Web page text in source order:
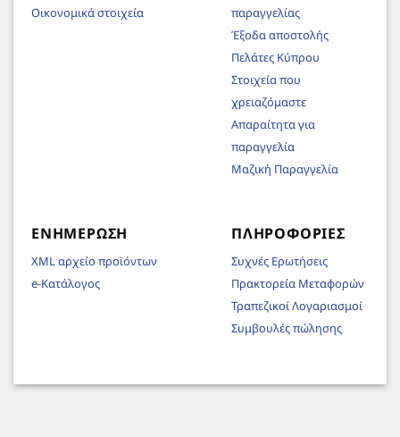
Οικονομικά στοιχεία
παραγγελίας
Έξοδα αποστολής
Πελάτες Κύπρου
Στοιχεία που
χρειαζόμαστε
Απαραίτητα για
παραγγελία
Μαζική Παραγγελία
ΕΝΗΜΈΡΩΣΗ
XML αρχείο προϊόντων
e-Κατάλογος
ΠΛΗΡΟΦΟΡΊΕΣ
Συχνές Ερωτήσεις
Πρακτορεία Μεταφορών
Τραπεζικοί Λογαριασμοί
Συμβουλές πώλησης